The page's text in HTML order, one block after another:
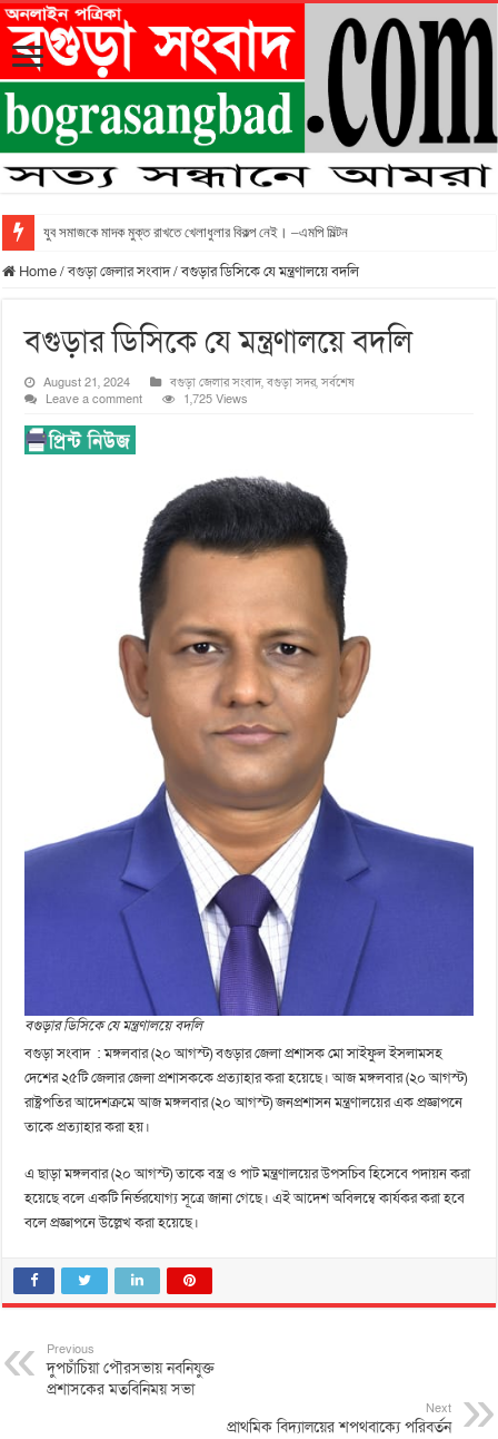
যুব সমাজকে মাদক মুক্ত রাখতে খেলাধুলার বিকল্প নেই। –এমপি মিল্টন
Home/বগুড়া জেলার সংবাদ/বগুড়ার ডিসিকে যে মন্ত্রণালয়ে বদলি
বগুড়ার ডিসিকে যে মন্ত্রণালয়ে বদলি
August 21, 2024 বগুড়া জেলার সংবাদ,বগুড়া সদর,সর্বশেষ
Leave a comment
1,725 Views
বগুড়ার ডিসিকে যে মন্ত্রণালয়ে বদলি
বগুড়া সংবাদ : মঙ্গলবার (২০ আগস্ট) বগুড়ার জেলা প্রশাসক মো সাইফুল ইসলামসহ
দেশের ২৫টি জেলার জেলা প্রশাসককে প্রত্যাহার করা হয়েছে। আজ মঙ্গলবার (২০ আগস্ট)
রাষ্ট্রপতির আদেশক্রমে আজ মঙ্গলবার (২০ আগস্ট) জনপ্রশাসন মন্ত্রণালয়ের এক প্রজ্ঞাপনে
তাকে প্রত্যাহার করা হয়।
এ ছাড়া মঙ্গলবার (২০ আগস্ট) তাকে বস্ত্র ও পাট মন্ত্রণালয়ের উপসচিব হিসেবে পদায়ন করা
হয়েছে বলে একটি নির্ভরযোগ্য সূত্রে জানা গেছে। এই আদেশ অবিলম্বে কার্যকর করা হবে
বলে প্রজ্ঞাপনে উল্লেখ করা হয়েছে।
Previous
দুপচাঁচিয়া পৌরসভায় নবনিযুক্ত
প্রশাসকের মতবিনিময় সভা
Next
প্রাথমিক বিদ্যালয়ের শপথবাক্যে পরিবর্তন